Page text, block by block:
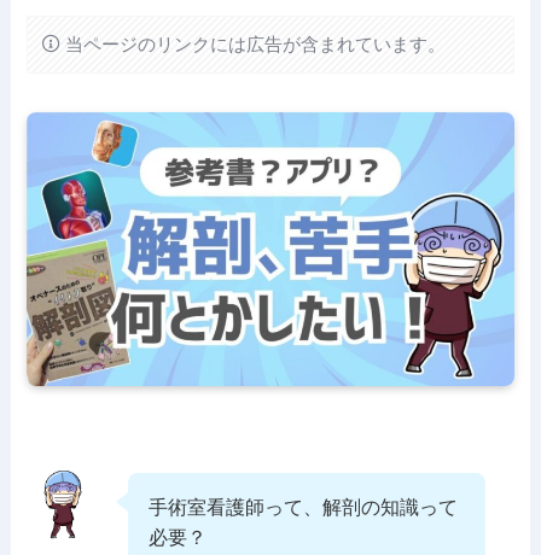
当ページのリンクには広告が含まれています。
手術室看護師って、解剖の知識って
必要？